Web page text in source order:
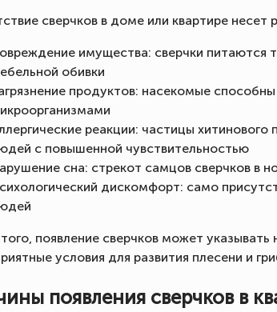
сверчков в доме или квартире несет
имущества: сверчки питаются
обивки
продуктов: насекомые
реакции: частицы
с повышенной чувствительностью
сна: стрекот самцов сверчков в
дискомфорт: само
появление сверчков может
условия для развития плесени и
появления сверчков в